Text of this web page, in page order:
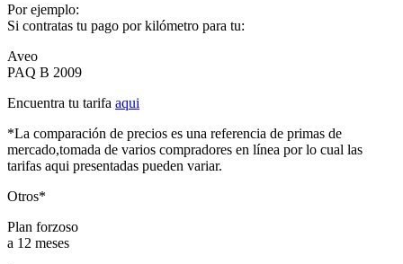
Por ejemplo:
Si contratas tu pago por kilómetro para tu:
Aveo
PAQ B 2009
Encuentra tu tarifa aqui
*La comparación de precios es una referencia de primas de
mercado,tomada de varios compradores en línea por lo cual las
tarifas aqui presentadas pueden variar.
Otros*
Plan forzoso
a 12 meses